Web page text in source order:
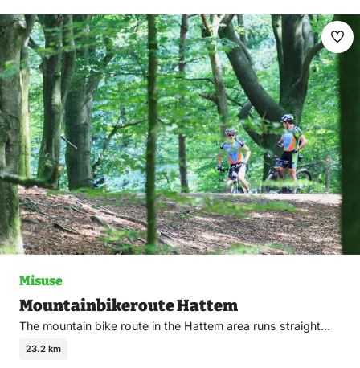
Misuse
Mountainbikeroute Hattem
The mountain bike route in the Hattem area runs straight…
23.2 km